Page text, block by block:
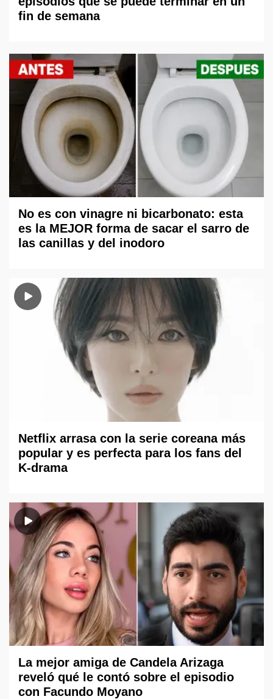
fin de semana
No es con vinagre ni bicarbonato: esta
es la MEJOR forma de sacar el sarro de
las canillas y del inodoro
Netflix arrasa con la serie coreana más
popular y es perfecta para los fans del
K-drama
La mejor amiga de Candela Arizaga
reveló qué le contó sobre el episodio
con Facundo Moyano